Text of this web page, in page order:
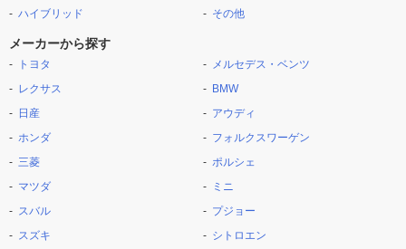
ハイブリッド
その他
メーカーから探す
トヨタ
レクサス
日産
ホンダ
三菱
マツダ
スバル
スズキ
メルセデス・ベンツ
BMW
アウディ
フォルクスワーゲン
ポルシェ
ミニ
プジョー
シトロエン